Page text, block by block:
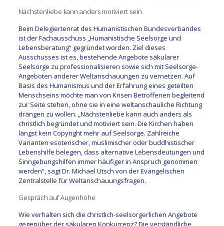
Nächstenliebe kann anders motiviert sein
Beim Delegiertenrat des Humanistischen Bundesverbandes
ist der Fachausschuss „Humanistische Seelsorge und
Lebensberatung“ gegründet worden. Ziel dieses
Ausschusses ist es, bestehende Angebote säkularer
Seelsorge zu professionalisieren sowie sich mit Seelsorge-
Angeboten anderer Weltanschauungen zu vernetzen. Auf
Basis des Humanismus und der Erfahrung eines geteilten
Menschseins möchte man von Krisen Betroffenen begleitend
zur Seite stehen, ohne sie in eine weltanschauliche Richtung
drängen zu wollen. „Nächstenliebe kann auch anders als
christlich begründet und motiviert sein. Die Kirchen haben
längst kein Copyright mehr auf Seelsorge. Zahlreiche
Varianten esoterischer, muslimischer oder buddhistischer
Lebenshilfe belegen, dass alternative Lebensdeutungen und
Sinngebungshilfen immer häufiger in Anspruch genommen
werden“, sagt Dr. Michael Utsch von der Evangelischen
Zentralstelle für Weltanschauungsfragen.
Gespräch auf Augenhöhe
Wie verhalten sich die christlich-seelsorgerlichen Angebote
gegenüber der säkularen Konkurrenz? Die verständliche